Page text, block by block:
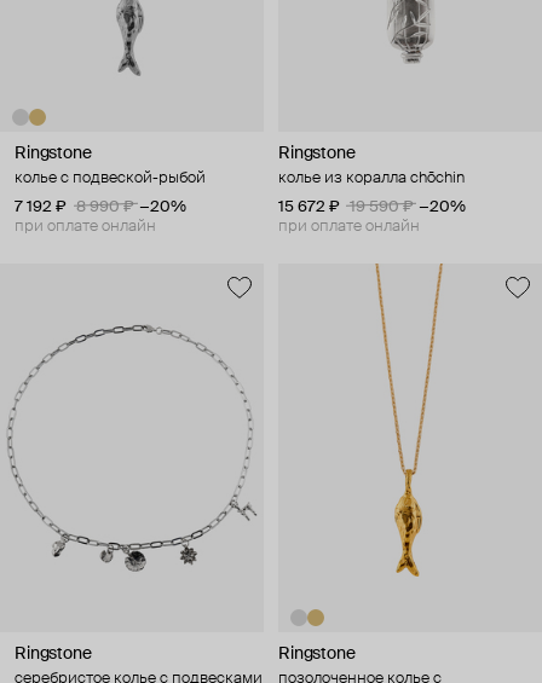
Ringstone
колье с подвеской-рыбой
7 192 ₽
8 990 ₽ −20%
при оплате онлайн
Ringstone
колье из коралла chōchin
15 672 ₽
19 590 ₽ −20%
при оплате онлайн
Ringstone
серебристое колье с подвесками
Ringstone
позолоченное колье с